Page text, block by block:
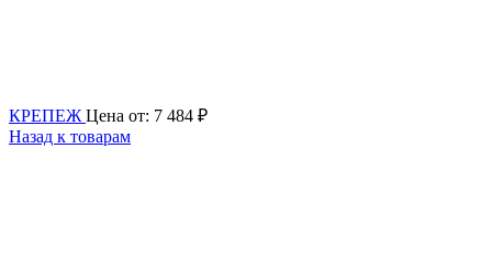
КРЕПЕЖ Цена от: 7 484 ₽
Назад к товарам